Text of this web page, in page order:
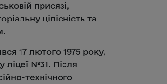
присязі,
цілісність та
17 лютого 1975 року,
ліцеї №31. Після
технічного